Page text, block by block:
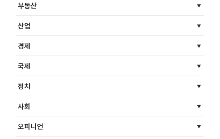
부동산
산업
경제
국제
정치
사회
오피니언